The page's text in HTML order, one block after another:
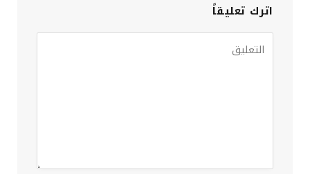
اترك تعليقاً